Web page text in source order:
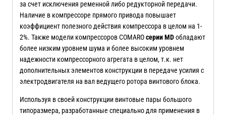
за счет исключения ременной либо редукторной передачи.
Наличие в компрессоре прямого привода повышает
коэффициент полезного действия компрессора в целом на 1-
2%. Также модели компрессоров COMAROсерииMDобладают
более низким уровнем шума и более высоким уровнем
надежности компрессорного агрегата в целом, т.к. нет
дополнительных элементов конструкции в передаче усилия с
электродвигателя на вал ведущего ротора винтового блока.
Используя в своей конструкции винтовые пары большого
типоразмера, разработанные специально для применения в